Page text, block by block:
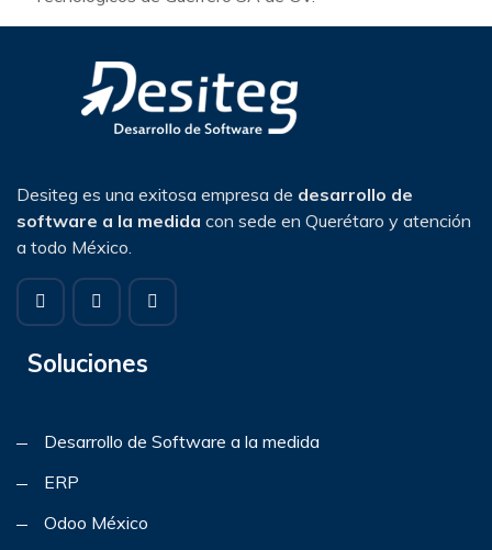
Desiteg es una exitosa empresa de desarrollo de
software a la medida con sede en Querétaro y atención
a todo México.
Soluciones
Desarrollo de Software a la medida
ERP
Odoo México